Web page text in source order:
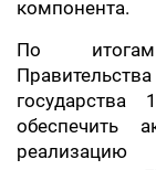
компонента.
По итогам
обеспечить
реализацию